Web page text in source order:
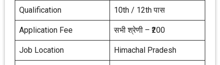
Qualification 10th / 12th पास
Application Fee सभी श्रेणी – ₹200
Job Location Himachal Pradesh